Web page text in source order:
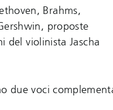
Brahms,
proposte
del violinista Jascha
due voci